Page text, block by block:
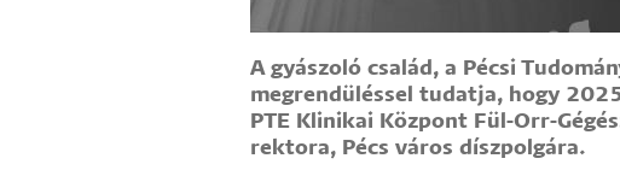
A gyászoló család, a Pécsi
megrendüléssel tudatja, hogy
PTE Klinikai Központ Fül-Orr-
rektora, Pécs város díszpolgára.